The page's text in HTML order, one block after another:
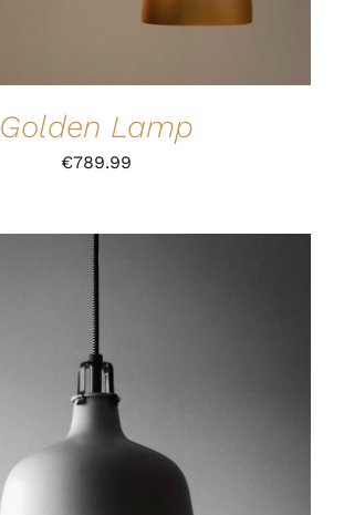
Golden Lamp
€789.99
IN DEN WARENKORB
/